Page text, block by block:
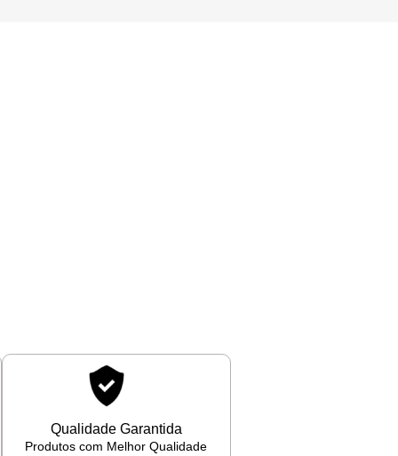
Qualidade Garantida
Produtos com Melhor Qualidade